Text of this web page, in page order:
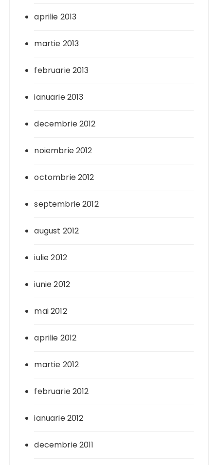
aprilie 2013
martie 2013
februarie 2013
ianuarie 2013
decembrie 2012
noiembrie 2012
octombrie 2012
septembrie 2012
august 2012
iulie 2012
iunie 2012
mai 2012
aprilie 2012
martie 2012
februarie 2012
ianuarie 2012
decembrie 2011